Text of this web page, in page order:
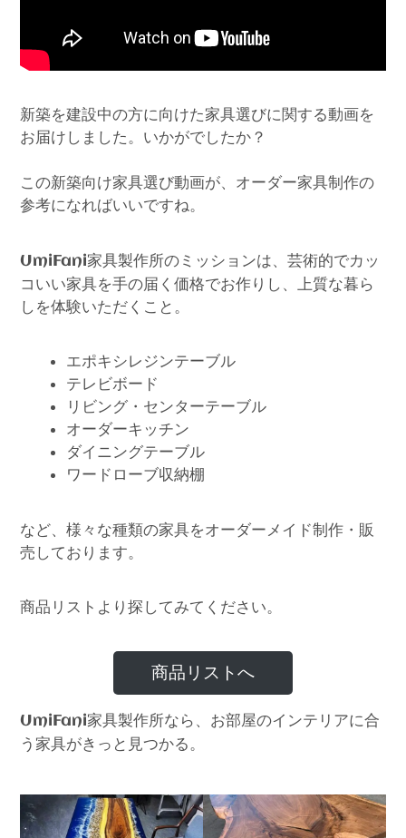
新築を建設中の方に向けた家具選びに関する動画を
お届けしました。いかがでしたか？
この新築向け家具選び動画が、オーダー家具制作の
参考になればいいですね。
UmiFani家具製作所のミッションは、芸術的でカッ
コいい家具を手の届く価格でお作りし、上質な暮ら
しを体験いただくこと。
エポキシレジンテーブル
テレビボード
リビング・センターテーブル
オーダーキッチン
ダイニングテーブル
ワードローブ収納棚
など、様々な種類の家具をオーダーメイド制作・販
売しております。
商品リストより探してみてください。
商品リストへ
UmiFani家具製作所なら、お部屋のインテリアに合
う家具がきっと見つかる。